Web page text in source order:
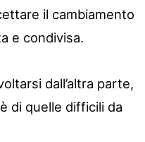
il cambiamento
e condivisa.
dall’altra parte,
di quelle difficili da